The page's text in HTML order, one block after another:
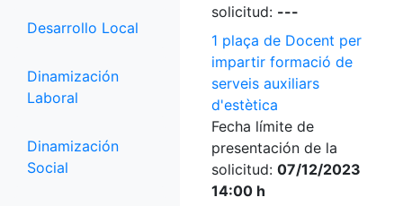
Desarrollo Local
Dinamización
Laboral
Dinamización
Social
solicitud: ---
1 plaça de Docent per
impartir formació de
serveis auxiliars
d'estètica
Fecha límite de
presentación de la
solicitud: 07/12/2023
14:00 h